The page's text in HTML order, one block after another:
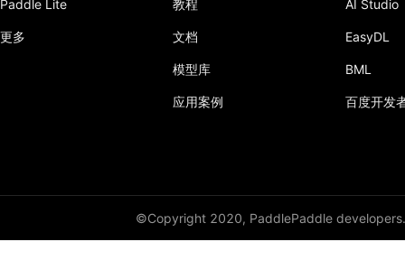
Paddle Lite
更多
教程
文档
模型库
应用案例
AI Studio
EasyDL
BML
百度开发
©Copyright 2020, PaddlePaddle developers.